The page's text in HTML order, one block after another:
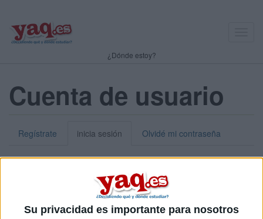
Su privacidad es importante para nosotros
¿Dónde estoy?
Cuenta de usuario
Regístrate inicia sesión Olvidé mi contraseña
Puedes iniciar sesión introduciendo tu nombre de usuario o tu
dirección de correo electrónico.